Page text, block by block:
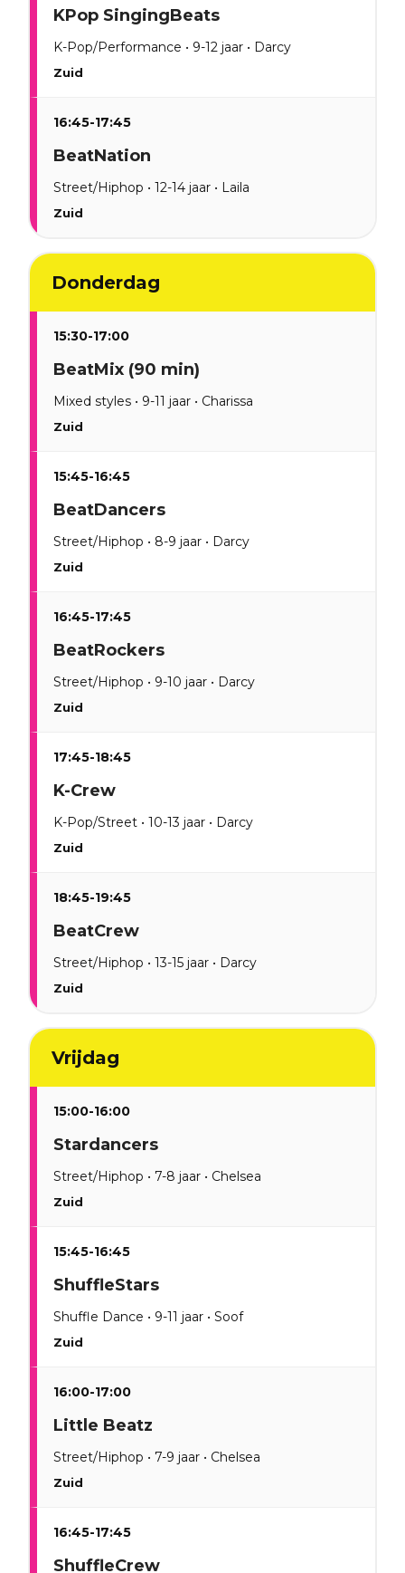
KPop SingingBeats
K-Pop/Performance • 9-12 jaar • Darcy
Zuid
16:45-17:45
BeatNation
Street/Hiphop • 12-14 jaar • Laila
Zuid
Donderdag
15:30-17:00
BeatMix (90 min)
Mixed styles • 9-11 jaar • Charissa
Zuid
15:45-16:45
BeatDancers
Street/Hiphop • 8-9 jaar • Darcy
Zuid
16:45-17:45
BeatRockers
Street/Hiphop • 9-10 jaar • Darcy
Zuid
17:45-18:45
K-Crew
K-Pop/Street • 10-13 jaar • Darcy
Zuid
18:45-19:45
BeatCrew
Street/Hiphop • 13-15 jaar • Darcy
Zuid
Vrijdag
15:00-16:00
Stardancers
Street/Hiphop • 7-8 jaar • Chelsea
Zuid
15:45-16:45
ShuffleStars
Shuffle Dance • 9-11 jaar • Soof
Zuid
16:00-17:00
Little Beatz
Street/Hiphop • 7-9 jaar • Chelsea
Zuid
16:45-17:45
ShuffleCrew